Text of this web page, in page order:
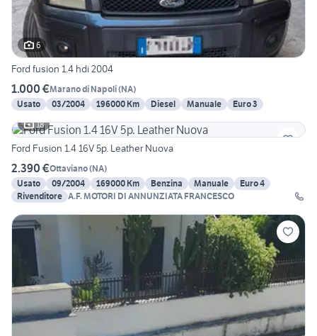
6
Ford fusion 1.4 hdi 2004
1.000 €Marano di Napoli(NA)
Usato
03/2004 196000 Km Diesel Manuale
Euro 3
18
Ford Fusion 1.4 16V 5p. Leather Nuova
2.390 €Ottaviano(NA)
Usato
09/2004 169000 Km Benzina Manuale
Euro 4
Rivenditore A.F. MOTORI DI ANNUNZIATA FRANCESCO